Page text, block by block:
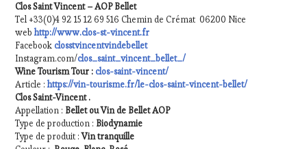
Clos Saint Vincent – AOP Bellet
Tel +33(0)4 92 15 12 69 516 Chemin de Crémat 06200 Nice
webhttp://www.clos-st-vincent.fr
Facebook closstvincentvindebellet
Instagram.com/clos_saint_vincent_bellet_/
Wine Tourism Tour : clos-saint-vincent/
Article :https://vin-tourisme.fr/le-clos-saint-vincent-bellet/
Clos Saint-Vincent .
Appellation : Bellet ou Vin de Bellet AOP
Type de production : Biodynamie
Type de produit :Vin tranquille